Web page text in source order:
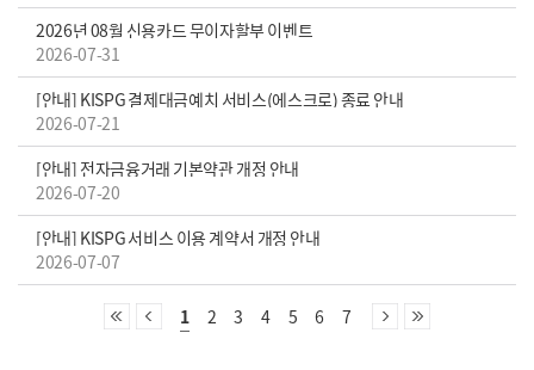
2026년 08월 신용카드 무이자할부 이벤트
2026-07-31
[안내] KISPG 결제대금예치 서비스(에스크로) 종료 안내
2026-07-21
[안내] 전자금융거래 기본약관 개정 안내
2026-07-20
[안내] KISPG 서비스 이용 계약서 개정 안내
2026-07-07
1 2 3 4 5 6 7